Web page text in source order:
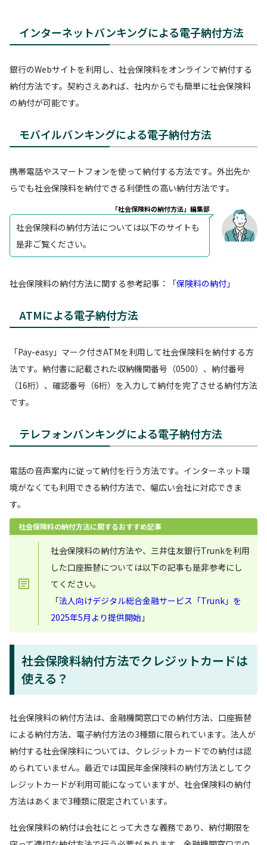
インターネットバンキングによる電子納付方法
銀行のWebサイトを利用し、社会保険料をオンラインで納付する
納付方法です。契約さえあれば、社内からでも簡単に社会保険料
の納付が可能です。
モバイルバンキングによる電子納付方法
携帯電話やスマートフォンを使って納付する方法です。外出先か
らでも社会保険料を納付できる利便性の高い納付方法です。
「社会保険料の納付方法」編集部
社会保険料の納付方法については以下のサイトも
是非ご覧ください。
社会保険料の納付方法に関する参考記事：「保険料の納付 」
ATMによる電子納付方法
「Pay-easy」マーク付きATMを利用して社会保険料を納付する方
法です。納付書に記載された収納機関番号（0500）、納付番号
（16桁）、確認番号（6桁）を入力して納付を完了させる納付方法
です。
テレフォンバンキングによる電子納付方法
電話の音声案内に従って納付を行う方法です。インターネット環
境がなくても利用できる納付方法で、幅広い会社に対応できま
す。
社会保険料の納付方法に関するおすすめ記事
社会保険料の納付方法や、三井住友銀行Trunkを利用
した口座振替については以下の記事も是非参考にし
てください。
「法人向けデジタル総合金融サービス「Trunk」を
2025年5月より提供開始 」
社会保険料納付方法でクレジットカードは
使える？
社会保険料の納付方法は、金融機関窓口での納付方法、口座振替
による納付方法、電子納付方法の3種類に限られています。法人が
納付する社会保険料については、クレジットカードでの納付は認
められていません。最近では国民年金保険料の納付方法としてク
レジットカードが利用可能になっていますが、社会保険料の納付
方法はあくまで3種類に限定されています。
社会保険料の納付は会社にとって大きな義務であり、納付期限を